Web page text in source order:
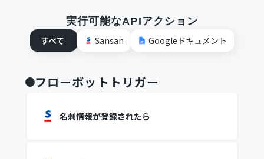
実行可能なAPIアクション
すべて
Sansan Googleドキュメント
フローボットトリガー
名刺情報が登録されたら